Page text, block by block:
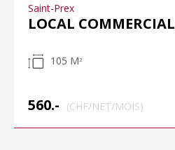
Saint-Prex
LOCAL COMMERCIAL
105 M 2
560.- (CHF/NET/MOIS)